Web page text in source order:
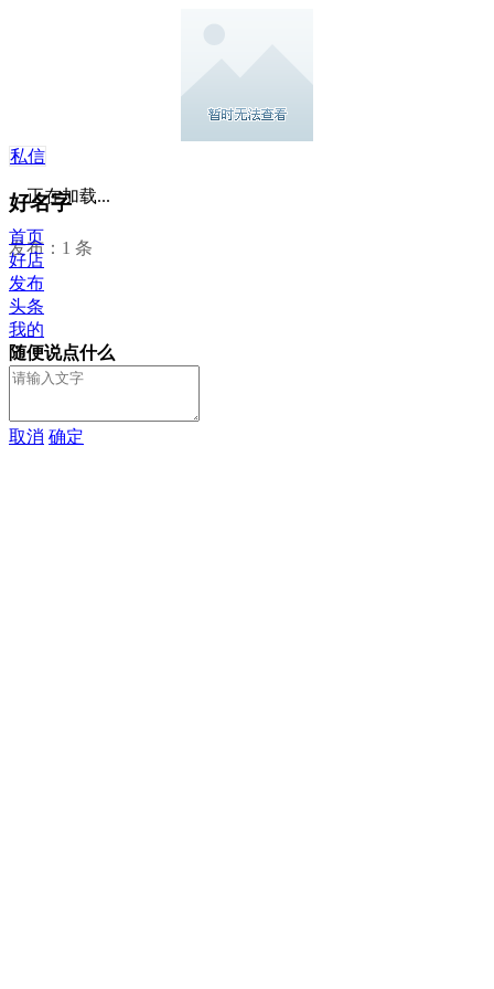
私信
好名字
发布：1 条
正在加载...
首页
好店
发布
头条
我的
随便说点什么
取消 确定